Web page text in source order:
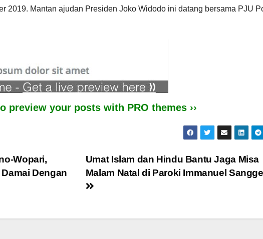
2019. Mantan ajudan Presiden Joko Widodo ini datang bersama PJU
preview your posts with PRO themes ››
Umat Islam dan Hindu Bantu Jaga Misa
Malam Natal di Paroki Immanuel
Wopari,
Dengan